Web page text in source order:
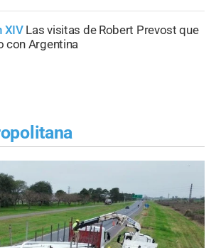
XIV Las visitas de Robert Prevost que
con Argentina